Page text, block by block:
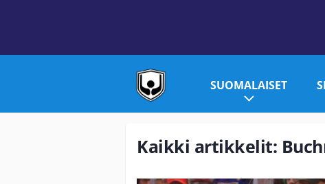
SUOMALAISET
Kaikki artikkelit: